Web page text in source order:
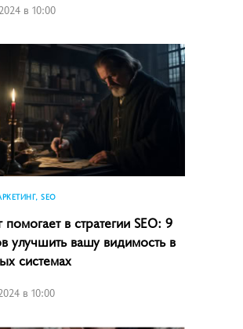
в 10:00
SEO
в стратегии SEO: 9
улучшить вашу видимость в
системах
в 10:00